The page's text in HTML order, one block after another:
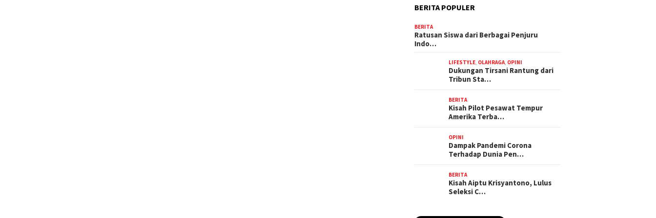
BERITA POPULER
BERITA
Ratusan Siswa dari Berbagai Penjuru
Indo…
LIFESTYLE OLAHRAGA OPINI
Dukungan Tirsani Rantung dari
Tribun Sta…
BERITA
Kisah Pilot Pesawat Tempur
Amerika Terba…
OPINI
Dampak Pandemi Corona
Terhadap Dunia Pen…
BERITA
Kisah Aiptu Krisyantono, Lulus
Seleksi C…